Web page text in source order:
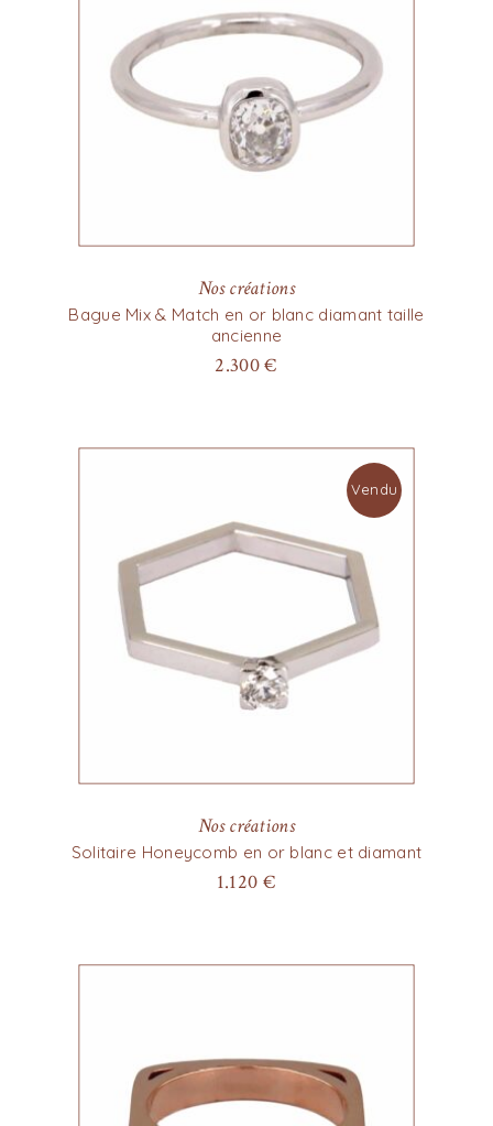
Nos créations
Bague Mix & Match en or blanc diamant taille
ancienne
2.300€
Vendu
Nos créations
Solitaire Honeycomb en or blanc et diamant
1.120 €